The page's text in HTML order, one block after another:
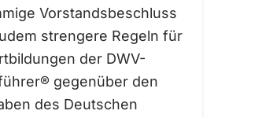
Vorstandsbeschluss
strengere Regeln für
der DWV-
gegenüber den
des Deutschen